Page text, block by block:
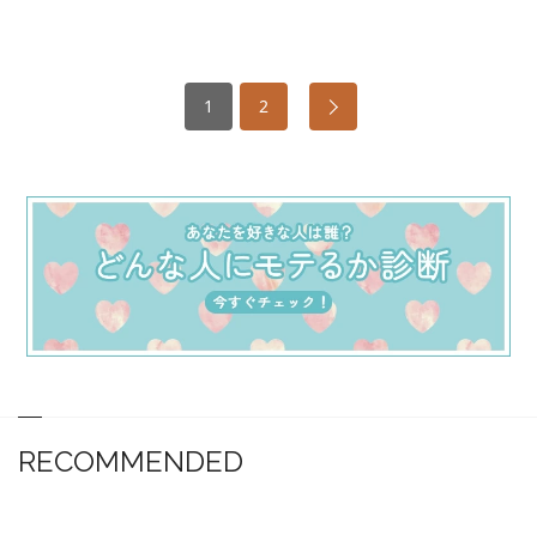
1 2
RECOMMENDED